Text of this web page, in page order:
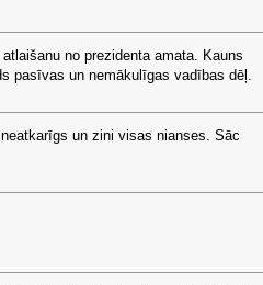
no prezidenta amata. Kauns
pasīvas un nemākulīgas vadības dēļ.
un zini visas nianses. Sāc